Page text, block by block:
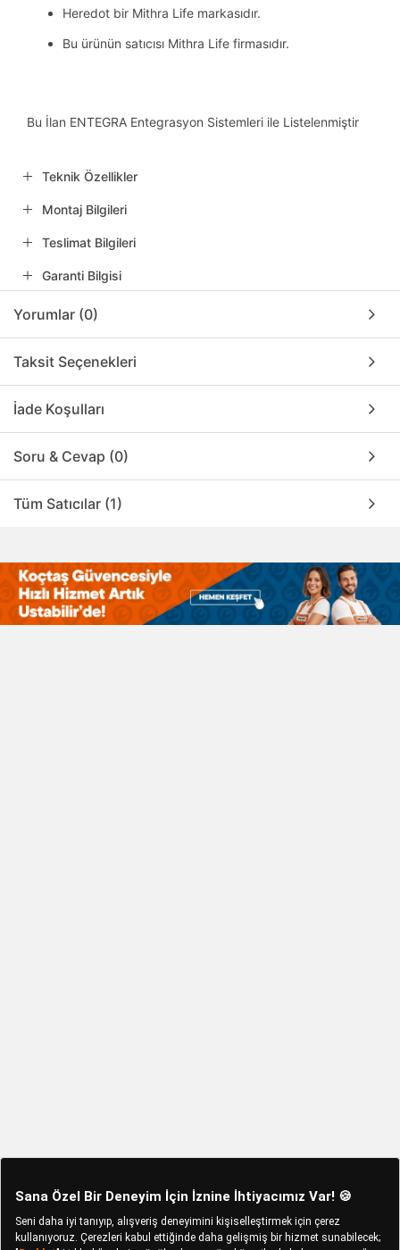
Heredot bir Mithra Life markasıdır.
Bu ürünün satıcısı Mithra Life firmasıdır.
Bu İlan ENTEGRA Entegrasyon Sistemleri ile Listelenmiştir
Teknik Özellikler
Montaj Bilgileri
Teslimat Bilgileri
Garanti Bilgisi
Yorumlar (0)
Taksit Seçenekleri
İade Koşulları
Soru & Cevap (0)
Tüm Satıcılar (1)